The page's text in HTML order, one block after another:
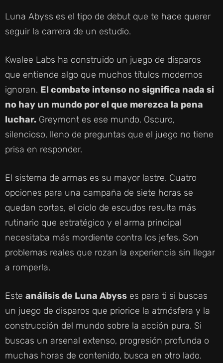
Luna Abyss es el tipo de debut que te hace querer
seguir la carrera de un estudio.
Kwalee Labs ha construido un juego de disparos
que entiende algo que muchos títulos modernos
ignoran. El combate intenso no significa nada si
no hay un mundo por el que merezca la pena
luchar. Greymont es ese mundo. Oscuro,
silencioso, lleno de preguntas que el juego no tiene
prisa en responder.
El sistema de armas es su mayor lastre. Cuatro
opciones para una campaña de siete horas se
quedan cortas, el ciclo de escudos resulta más
rutinario que estratégico y el arma principal
necesitaba más mordiente contra los jefes. Son
problemas reales que rozan la experiencia sin llegar
a romperla.
Este análisis de Luna Abyss es para ti si buscas
un juego de disparos que priorice la atmósfera y la
construcción del mundo sobre la acción pura. Si
buscas un arsenal extenso, progresión profunda o
muchas horas de contenido, busca en otro lado.